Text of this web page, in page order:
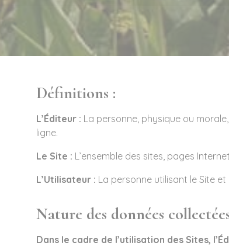
Définitions :
L’Éditeur : La personne, physique ou
ligne.
Le Site : L’ensemble des sites, pages
L’Utilisateur : La personne utilisant le Site et
Nature des données
Dans le cadre de l’utilisation des Sites,